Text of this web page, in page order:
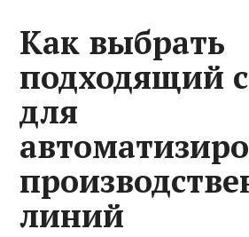
Как выбрать
подходящий
для
линий